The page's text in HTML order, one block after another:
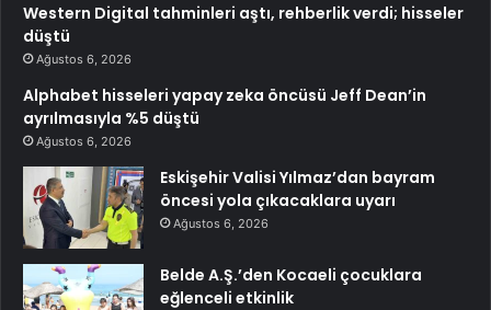
Western Digital tahminleri aştı, rehberlik verdi; hisseler
düştü
Ağustos 6, 2026
Alphabet hisseleri yapay zeka öncüsü Jeff Dean’in
ayrılmasıyla %5 düştü
Ağustos 6, 2026
Eskişehir Valisi Yılmaz’dan bayram
öncesi yola çıkacaklara uyarı
Ağustos 6, 2026
Belde A.Ş.’den Kocaeli çocuklara
eğlenceli etkinlik